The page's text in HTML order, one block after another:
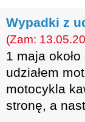
Wypadki z
(Zam:
1 maja
udziałem
motocykla
stronę, a